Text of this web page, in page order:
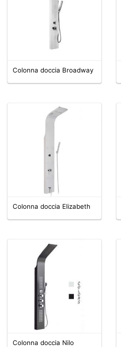
Colonna doccia Broadway
Colonna doccia Elizabeth
Colonna doccia Nilo